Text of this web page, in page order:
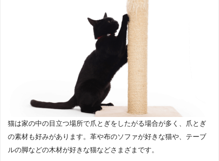
猫は家の中の目立つ場所で爪とぎをしたがる場合が多く、爪とぎ
の素材も好みがあります。革や布のソファが好きな猫や、テーブ
ルの脚などの木材が好きな猫などさまざまです。